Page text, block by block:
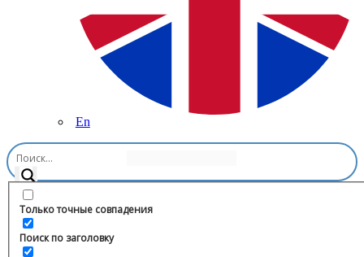
En
Только точные совпадения
Поиск по заголовку
Главная